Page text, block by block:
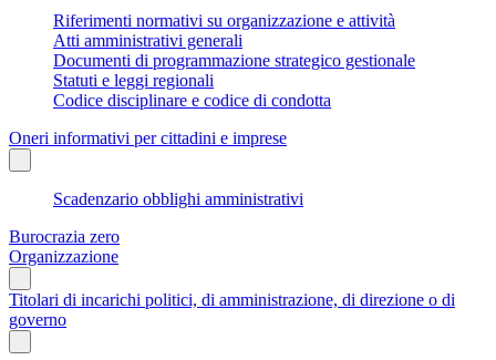
Riferimenti normativi su organizzazione e attività
Atti amministrativi generali
Documenti di programmazione strategico gestionale
Statuti e leggi regionali
Codice disciplinare e codice di condotta
Oneri informativi per cittadini e imprese
Scadenzario obblighi amministrativi
Burocrazia zero
Organizzazione
Titolari di incarichi politici, di amministrazione, di direzione o di
governo